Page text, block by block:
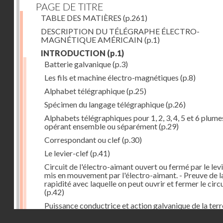
PAGE DE TITRE
TABLE DES MATIÈRES (p.261)
DESCRIPTION DU TÉLÉGRAPHE ÉLECTRO-
MAGNÉTIQUE AMÉRICAIN (p.1)
INTRODUCTION (p.1)
Batterie galvanique(p.3)
Les fils et machine électro-magnétiques (p.8)
Alphabet télégraphique(p.25)
Spécimen du langage télégraphique(p.26)
Alphabets télégraphiques pour 1, 2, 3, 4, 5 et 6
opérant ensemble ou séparément(p.29)
Correspondant ou clef(p.30)
Le levier-clef(p.41)
Circuit de l'électro-aimant ouvert ou fermé par le
mis en mouvement par l'électro-aimant. - Preuve de
rapidité avec laquelle on peut ouvrir et fermer le
(p.42)
Puissance conductrice et action galvanique de la